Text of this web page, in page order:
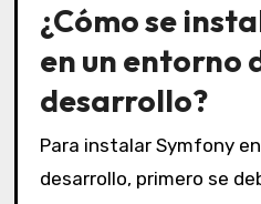
¿Cómo se
en un entorno
desarrollo?
Para instalar Symfony
desarrollo, primero se